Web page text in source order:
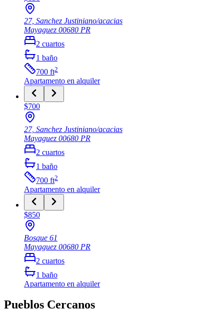
27, Sanchez Justiniano/acacias
Mayaguez 00680 PR
2 cuartos
1 baño
700 ft2
Apartamento en alquiler
$700
27, Sanchez Justiniano/acacias
Mayaguez 00680 PR
2 cuartos
1 baño
700 ft2
Apartamento en alquiler
$850
Bosque 61
Mayaguez 00680 PR
2 cuartos
1 baño
Apartamento en alquiler
Pueblos Cercanos